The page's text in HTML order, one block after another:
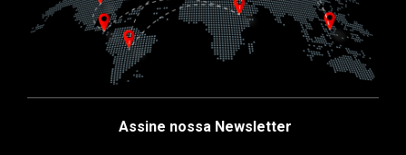
Assine nossa Newsletter